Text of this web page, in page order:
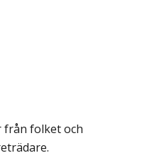
från folket och